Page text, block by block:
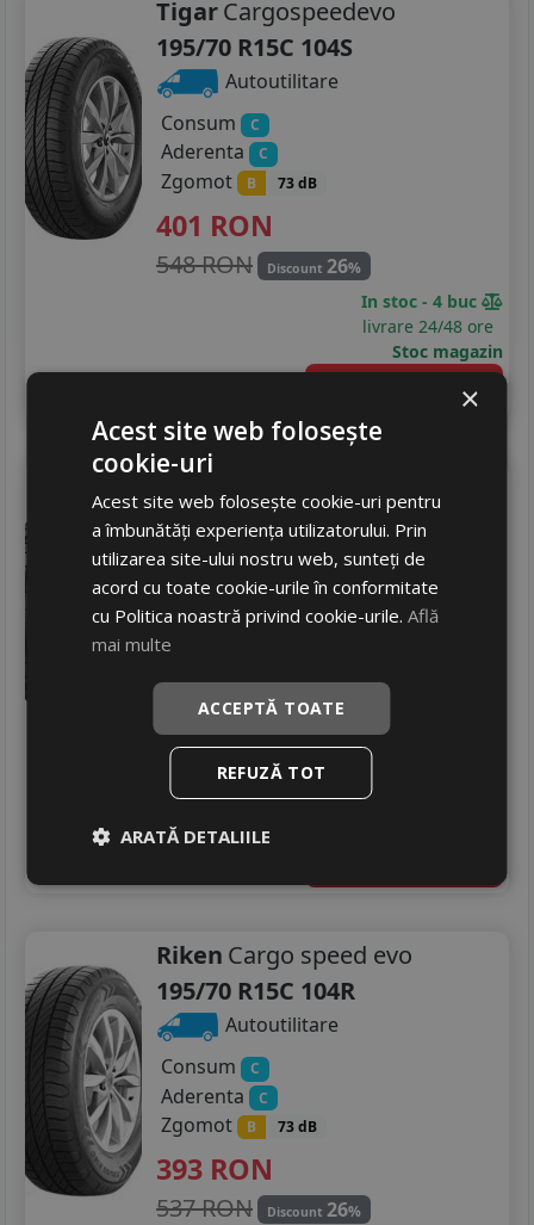
TigarCargospeedevo
195/70 R15C 104S
Autoutilitare
Consum
C
Aderenta C
Zgomot B 73 dB
401 RON
548 RON Discount 26%
In stoc - 4 buc
livrare 24/48 ore
Stoc magazin
Adauga in cos
Hankook
195/70 R15C 104R
Autoutilitare
Consum D
Aderenta C
Zgomot
447RON
598 RON Discount25%
livrare 24/48 ore
Riken Cargo speed evo
195/70 R15C 104R
Autoutilitare
Consum
C
Aderenta C
Zgomot B 73 dB
393 RON
537 RON Discount 26%
×
Acest site web folosește
cookie-uri
Acest site web folosește cookie-uri pentru
a îmbunătăți experiența utilizatorului. Prin
utilizarea site-ului nostru web, sunteți de
acord cu toate cookie-urile în conformitate
cu Politica noastră privind cookie-urile.Află
mai multe
ACCEPTĂ TOATE
REFUZĂ TOT
ARATĂ DETALIILE